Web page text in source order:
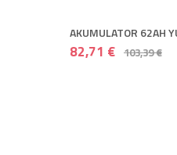
AKUMULATOR 62AH
82,71 € 103,39 €